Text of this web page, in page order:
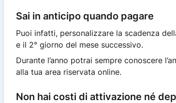
Sai in anticipo quando pagare
Puoi infatti, personalizzare la scadenza
e il 2° giorno del mese successivo.
Durante l’anno potrai sempre conoscere
alla tua area riservata online.
Non hai costi di attivazione né